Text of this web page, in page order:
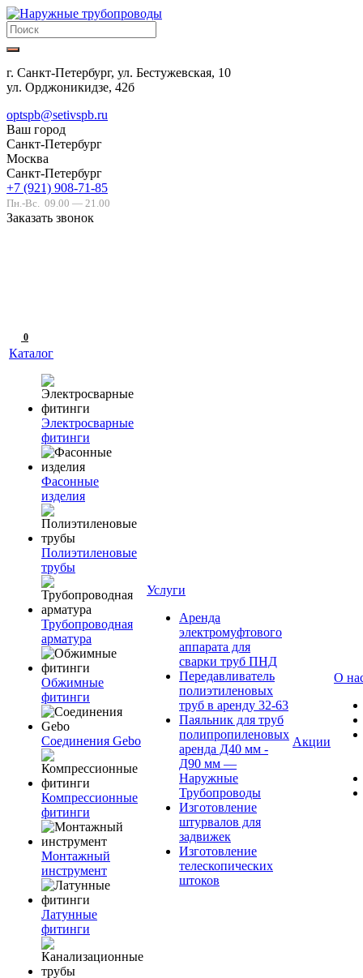
г. Санкт-Петербург, ул. Бестужевская, 10
ул. Орджоникидзе, 42б
optspb@setivspb.ru
Ваш город
Санкт-Петербург
Москва
Санкт-Петербург
+7 (921) 908-71-85
Пн.-Вс. 09.00 — 21.00
Заказать звонок
0
Каталог
Электросварные
фитинги
Фасонные
изделия
Полиэтиленовые
трубы
Трубопроводная
арматура
Обжимные
фитинги
Соединения Gebo
Компрессионные
фитинги
Монтажный
инструмент
Латунные
фитинги
Услуги
Аренда
электромуфтового
аппарата для
сварки труб ПНД
Передавливатель
полиэтиленовых
труб в аренду 32-63
Паяльник для труб
полипропиленовых
аренда Д40 мм -
Д90 мм —
Наружные
Трубопроводы
Изготовление
штурвалов для
задвижек
Изготовление
телескопических
штоков
Акции
О